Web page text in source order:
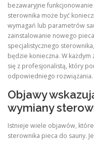
bezawaryjne
sterownika może być
wymagań lub parametrów
zainstalowanie nowego
specjalistycznego
będzie konieczna. W
się z profesjonalistą, który
odpowiedniego rozwiązania.
Objawy
wymiany
Istnieje wiele objawów,
sterownika pieca do sauny.